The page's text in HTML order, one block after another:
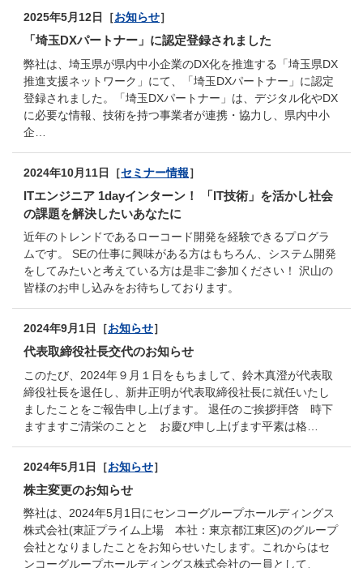
2025年5月12日［お知らせ］
「埼玉DXパートナー」に認定登録されました
弊社は、埼玉県が県内中小企業のDX化を推進する「埼玉県DX
推進支援ネットワーク」にて、「埼玉DXパートナー」に認定
登録されました。「埼玉DXパートナー」は、デジタル化やDX
に必要な情報、技術を持つ事業者が連携・協力し、県内中小
企…
2024年10月11日［セミナー情報］
ITエンジニア 1dayインターン！ 「IT技術」を活かし社会
の課題を解決したいあなたに
近年のトレンドであるローコード開発を経験できるプログラ
ムです。 SEの仕事に興味がある方はもちろん、システム開発
をしてみたいと考えている方は是非ご参加ください！ 沢山の
皆様のお申し込みをお待ちしております。
2024年9月1日［お知らせ］
代表取締役社長交代のお知らせ
このたび、2024年９月１日をもちまして、鈴木真澄が代表取
締役社長を退任し、新井正明が代表取締役社長に就任いたし
ましたことをご報告申し上げます。 退任のご挨拶拝啓 時下
ますますご清栄のことと お慶び申し上げます平素は格…
2024年5月1日［お知らせ］
株主変更のお知らせ
弊社は、2024年5月1日にセンコーグループホールディングス
株式会社(東証プライム上場 本社：東京都江東区)のグループ
会社となりましたことをお知らせいたします。これからはセ
ンコーグループホールディングス株式会社の一員として、